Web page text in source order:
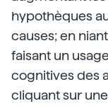
hypothèques
causes; en
faisant un
cognitives des
cliquant sur